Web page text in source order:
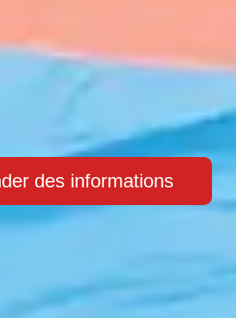
des informations